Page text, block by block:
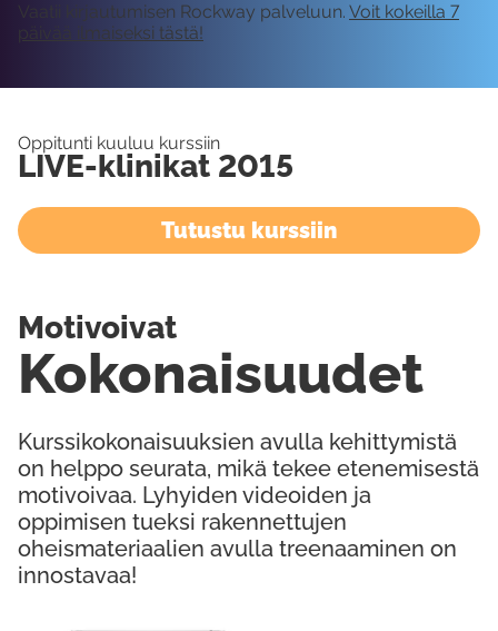
Vaatii kirjautumisen Rockway palveluun. Voit kokeilla 7
päivää ilmaiseksi tästä!
Oppitunti kuuluu kurssiin
LIVE-klinikat 2015
Tutustu kurssiin
Kurssikokonaisuuksien avulla kehittymistä
on helppo seurata, mikä tekee etenemisestä
motivoivaa. Lyhyiden videoiden ja
oppimisen tueksi rakennettujen
oheismateriaalien avulla treenaaminen on
innostavaa!
Kokonaisuudet
Motivoivat